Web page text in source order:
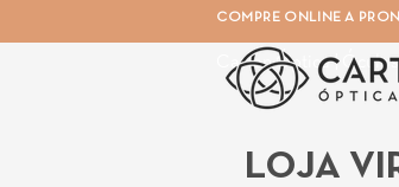
Cartan Óptica |
COMPRE ONLINE A
LOJA